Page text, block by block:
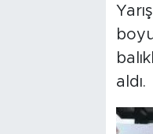
aldı.